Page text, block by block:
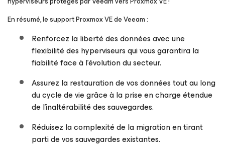
En résumé, le support Proxmox VE de Veeam :
Renforcez la liberté des données avec une
flexibilité des hyperviseurs qui vous garantira la
fiabilité face à l’évolution du secteur.
Assurez la restauration de vos données tout au long
du cycle de vie grâce à la prise en charge étendue
de l’inaltérabilité des sauvegardes.
Réduisez la complexité de la migration en tirant
parti de vos sauvegardes existantes.